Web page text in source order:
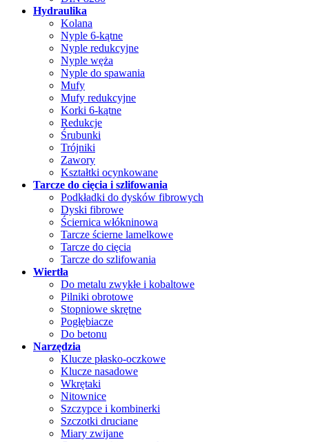
Hydraulika
Kolana
Nyple 6-kątne
Nyple redukcyjne
Nyple węża
Nyple do spawania
Mufy
Mufy redukcyjne
Korki 6-kątne
Redukcje
Śrubunki
Trójniki
Zawory
Kształtki ocynkowane
Tarcze do cięcia i szlifowania
Podkładki do dysków fibrowych
Dyski fibrowe
Ściernica włókninowa
Tarcze ścierne lamelkowe
Tarcze do cięcia
Tarcze do szlifowania
Wiertła
Do metalu zwykłe i kobaltowe
Pilniki obrotowe
Stopniowe skrętne
Pogłębiacze
Do betonu
Narzędzia
Klucze płasko-oczkowe
Klucze nasadowe
Wkrętaki
Nitownice
Szczypce i kombinerki
Szczotki druciane
Miary zwijane